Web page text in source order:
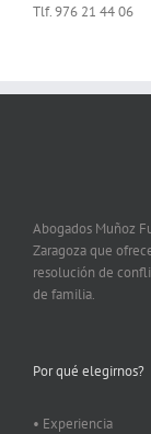
Tlf. 976 21 44 06
Abogados Muñoz
Zaragoza que
resolución de
de familia.
Por qué elegirnos?
• Experiencia